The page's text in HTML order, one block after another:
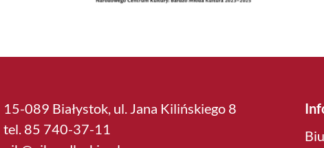
15-089 Białystok, ul. Jana Kilińskiego 8
tel. 85 740-37-11